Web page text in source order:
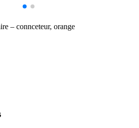
– connceteur, orange